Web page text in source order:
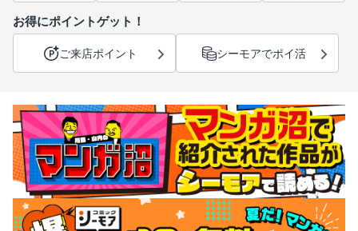
お得にポイントゲット！
ご来店ポイント シーモアでポイ活